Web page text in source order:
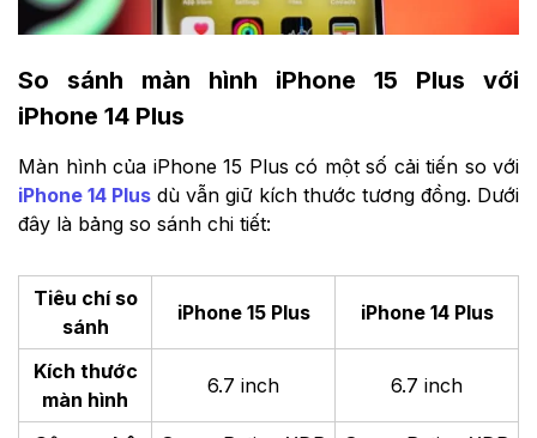
So sánh màn hình iPhone 15 Plus với
iPhone 14 Plus
Màn hình của iPhone 15 Plus có một số cải tiến so với
iPhone 14 Plus dù vẫn giữ kích thước tương đồng. Dưới
đây là bảng so sánh chi tiết:
Tiêu chí so
sánh
iPhone 15 Plus iPhone 14 Plus
Kích thước
màn hình
6.7 inch 6.7 inch